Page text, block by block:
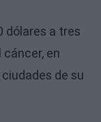
dólares a tres
en
de su